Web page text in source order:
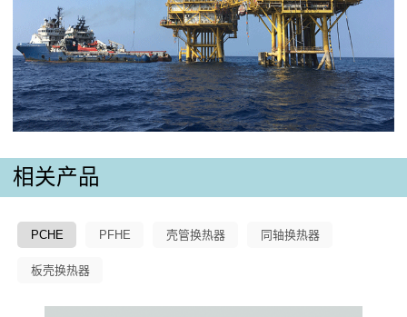
相关产品
PCHE PFHE 壳管换热器 同轴换热器
板壳换热器